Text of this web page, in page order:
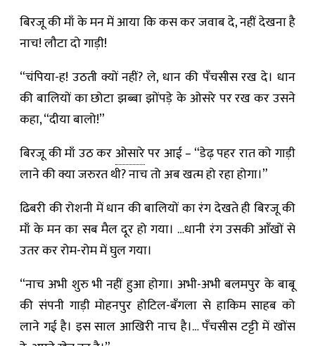
बिरजू की माँ के मन में आया कि कस कर जवाब दे, नहीं देखना है
नाच! लौटा दो गाड़ी!
“चंपिया-ह! उठती क्यों नहीं? ले, धान की पँचसीस रख दे। धान
की बालियों का छोटा झब्बा झोंपड़े के ओसरे पर रख कर उसने
कहा, “दीया बालो!”
बिरजू की माँ उठ करओसारेपर आई – “डेढ़ पहर रात को गाड़ी
लाने की क्या जरुरत थी? नाच तो अब खत्म हो रहा होगा।”
ढिबरी की रोशनी में धान की बालियों का रंग देखते ही बिरजू की
माँ के मन का सब मैल दूर हो गया। …धानी रंग उसकी आँखों से
उतर कर रोम-रोम में घुल गया।
“नाच अभी शुरु भी नहीं हुआ होगा। अभी-अभी बलमपुर के बाबू
की संपनी गाड़ी मोहनपुर होटिल-बँगला से हाकिम साहब को
लाने गई है। इस साल आखिरी नाच है।… पँचसीस टट्टी में खोंस